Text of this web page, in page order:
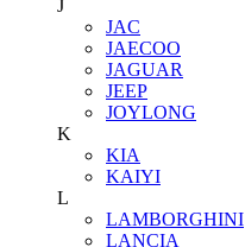
J
JAC
JAECOO
JAGUAR
JEEP
JOYLONG
K
KIA
KAIYI
L
LAMBORGHINI
LANCIA